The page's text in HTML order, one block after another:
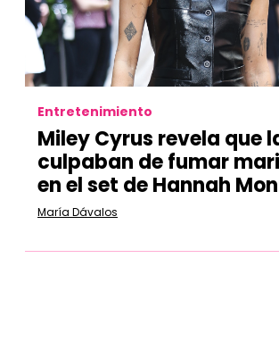
Entretenimiento
Miley Cyrus revela que
culpaban de fumar
en el set de Hannah
María Dávalos